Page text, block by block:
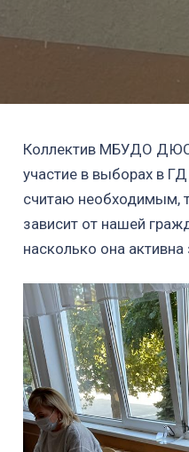
Коллектив МБУДО
участие в выборах в
считаю необходимым,
зависит от нашей
насколько она